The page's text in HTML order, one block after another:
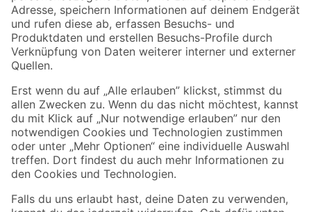
Zahlungsarten Versandarten
Sicher einkaufen
Jetzt die toom-App herunterladen